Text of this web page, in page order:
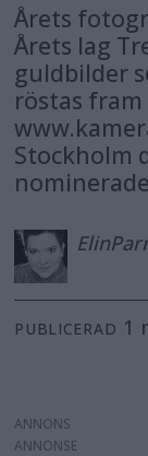
Årets
Årets lag
guldbilder
röstas fram
Stockholm
Elin
PUBLICERAD
ANNONS